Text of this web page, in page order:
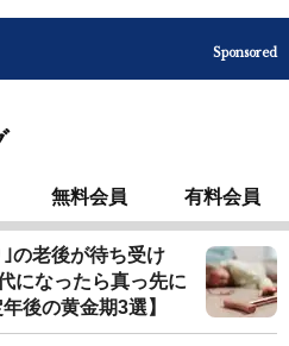
Sponsored
無料会員 有料会員
の老後が待ち受け
になったら真っ先に
後の黄金期3選】